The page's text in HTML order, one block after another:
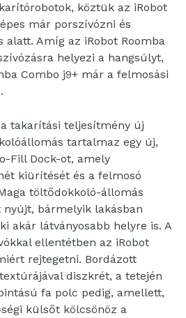
köztük az iRobot
már porszívózni és
Amíg az iRobot Roomba
helyezi a hangsúlyt,
Combo j9+ már a felmosási
takarítási teljesítmény új
tartalmaz egy új,
Fill Dock-ot, amely
kiürítését és a felmosó
töltődokkoló-állomás
nyújt, bármelyik lakásban
akár látványosabb helyre is. A
ellentétben az iRobot
rejtegetni. Bordázott
diszkrét, a tetején
fa polc pedig, amellett,
külsőt kölcsönöz a